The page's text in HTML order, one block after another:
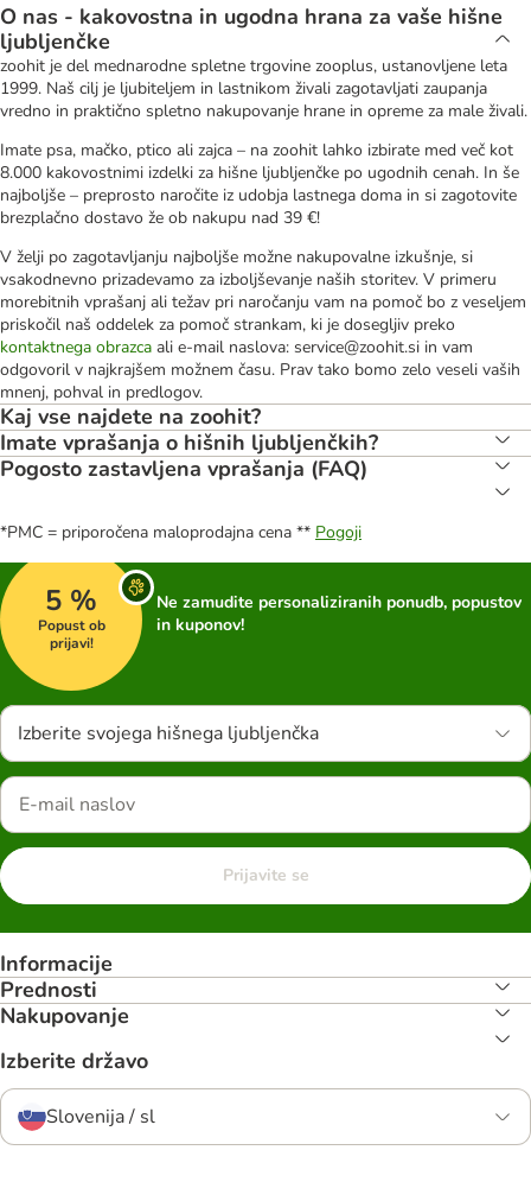
O nas - kakovostna in ugodna hrana za vaše hišne
ljubljenčke
zoohit je del mednarodne spletne trgovine zooplus, ustanovljene leta
1999. Naš cilj je ljubiteljem in lastnikom živali zagotavljati zaupanja
vredno in praktično spletno nakupovanje hrane in opreme za male živali.
Imate psa, mačko, ptico ali zajca – na zoohit lahko izbirate med več kot
8.000 kakovostnimi izdelki za hišne ljubljenčke po ugodnih cenah. In še
najboljše – preprosto naročite iz udobja lastnega doma in si zagotovite
brezplačno dostavo že ob nakupu nad 39 €!
V želji po zagotavljanju najboljše možne nakupovalne izkušnje, si
vsakodnevno prizadevamo za izboljševanje naših storitev. V primeru
morebitnih vprašanj ali težav pri naročanju vam na pomoč bo z veseljem
priskočil naš oddelek za pomoč strankam, ki je dosegljiv preko
kontaktnega obrazca ali e-mail naslova: service@zoohit.si in vam
odgovoril v najkrajšem možnem času. Prav tako bomo zelo veseli vaših
mnenj, pohval in predlogov.
Kaj vse najdete na zoohit?
Imate vprašanja o hišnih ljubljenčkih?
Pogosto zastavljena vprašanja (FAQ)
*PMC = priporočena maloprodajna cena ** Pogoji
5 %
Popust ob
prijavi!
Ne zamudite personaliziranih ponudb, popustov
in kuponov!
Izberite svojega hišnega ljubljenčka
Prijavite se
Informacije
Prednosti
Nakupovanje
Izberite državo
Slovenija / sl